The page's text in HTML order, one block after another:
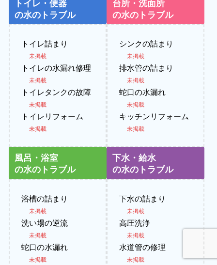
トイレ・便器
の水のトラブル
トイレ詰まり
未掲載
トイレの水漏れ修理
未掲載
トイレタンクの故障
未掲載
トイレリフォーム
未掲載
台所・洗面所
の水のトラブル
シンクの詰まり
未掲載
排水管の詰まり
未掲載
蛇口の水漏れ
未掲載
キッチンリフォーム
未掲載
風呂・浴室
の水のトラブル
浴槽の詰まり
未掲載
洗い場の逆流
未掲載
蛇口の水漏れ
未掲載
下水・給水
の水のトラブル
下水の詰まり
未掲載
高圧洗浄
未掲載
水道管の修理
未掲載